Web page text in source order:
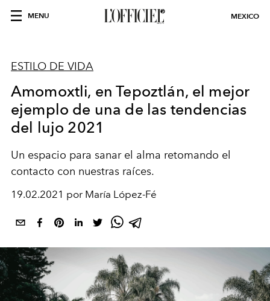
MENU MEXICO
ESTILO DE VIDA
Amomoxtli, en Tepoztlán, el mejor
ejemplo de una de las tendencias
del lujo 2021
Un espacio para sanar el alma retomando el
contacto con nuestras raíces.
19.02.2021 por María López-Fé